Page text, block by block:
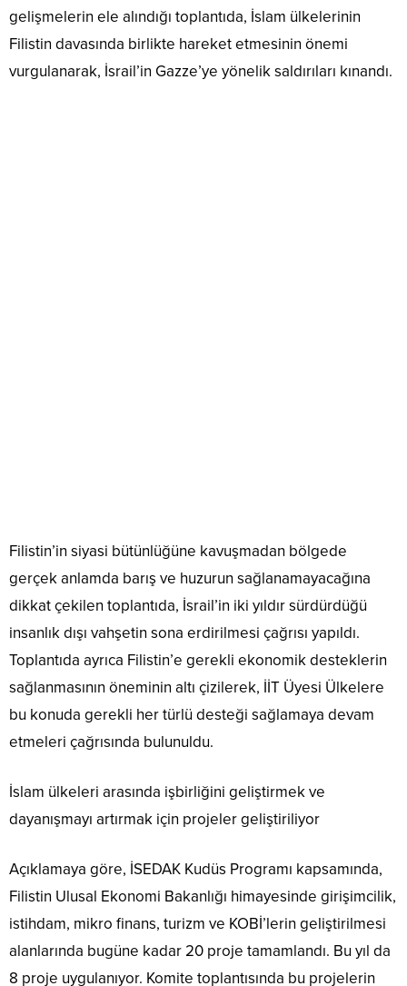
gelişmelerin ele alındığı toplantıda, İslam ülkelerinin
Filistin davasında birlikte hareket etmesinin önemi
vurgulanarak, İsrail’in Gazze’ye yönelik saldırıları kınandı.
Filistin’in siyasi bütünlüğüne kavuşmadan bölgede
gerçek anlamda barış ve huzurun sağlanamayacağına
dikkat çekilen toplantıda, İsrail’in iki yıldır sürdürdüğü
insanlık dışı vahşetin sona erdirilmesi çağrısı yapıldı.
Toplantıda ayrıca Filistin’e gerekli ekonomik desteklerin
sağlanmasının öneminin altı çizilerek, İİT Üyesi Ülkelere
bu konuda gerekli her türlü desteği sağlamaya devam
etmeleri çağrısında bulunuldu.
İslam ülkeleri arasında işbirliğini geliştirmek ve
dayanışmayı artırmak için projeler geliştiriliyor
Açıklamaya göre, İSEDAK Kudüs Programı kapsamında,
Filistin Ulusal Ekonomi Bakanlığı himayesinde girişimcilik,
istihdam, mikro finans, turizm ve KOBİ’lerin geliştirilmesi
alanlarında bugüne kadar 20 proje tamamlandı. Bu yıl da
8 proje uygulanıyor. Komite toplantısında bu projelerin